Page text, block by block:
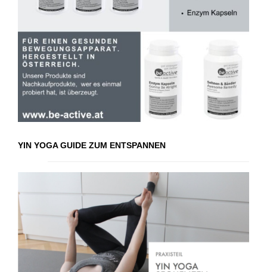
YIN YOGA GUIDE ZUM ENTSPANNEN